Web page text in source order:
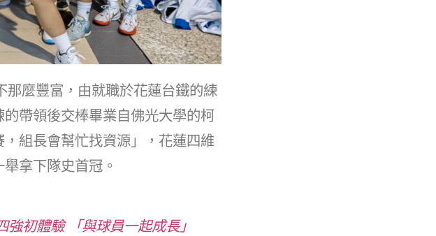
那麼豐富，由就職於花蓮台鐵的練
帶領後交棒畢業自佛光大學的柯
組長會幫忙找資源」，花蓮四維
拿下隊史首冠。
強初體驗 「與球員一起成長」